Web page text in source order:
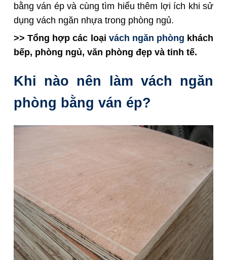
bằng ván ép và cùng tìm hiểu thêm lợi ích khi sử
dụng vách ngăn nhựa trong phòng ngủ.
>>Tổng hợp các loại vách ngăn phòng khách
bếp, phòng ngủ, văn phòng đẹp và tinh tế.
Khi nào nên làm vách ngăn
phòng bằng ván ép?